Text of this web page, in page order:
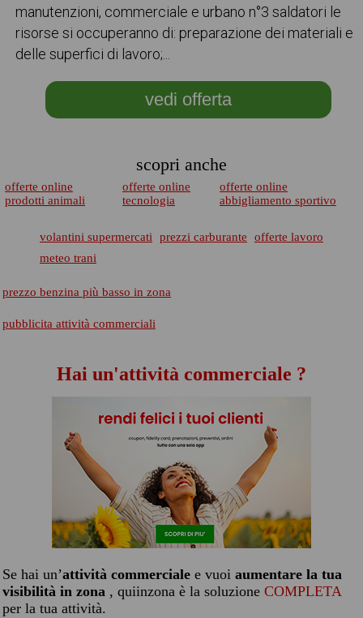
manutenzioni, commerciale e urbano n°3 saldatori le
risorse si occuperanno di: preparazione dei materiali e
delle superfici di lavoro;...
vedi offerta
scopri anche
offerte online
prodotti animali
offerte online
tecnologia
offerte online
abbigliamento sportivo
volantini supermercati prezzi carburante
offerte lavoro
meteo trani
prezzo benzina più basso in zona
pubblicita attività commerciali
Hai un'attività commerciale ?
Se hai un’attività commerciale e vuoi aumentare la tua
visibilità in zona , quiinzona è la soluzione COMPLETA
per la tua attività.